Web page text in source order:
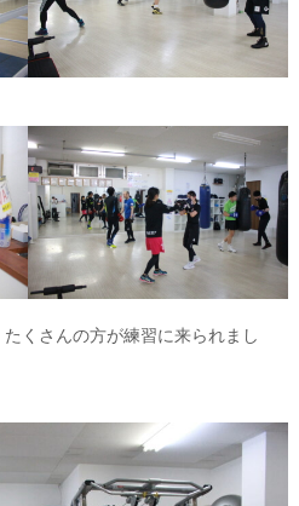
くさんの方が練習に来られまし